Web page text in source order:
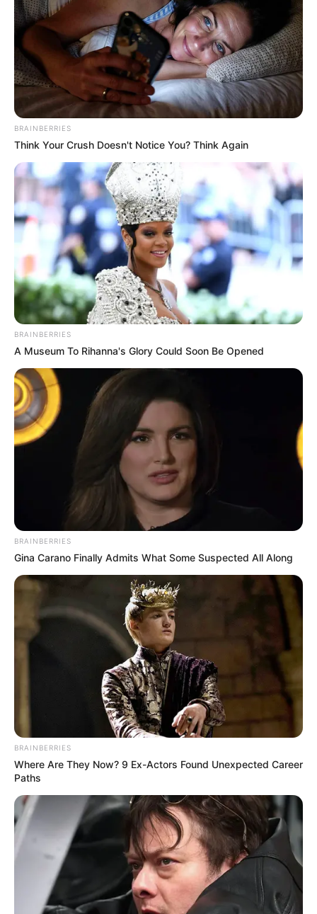
Pour vous proposer le meilleur pronostic PMU
gagnant en 6 chevaux nous n’avons pas d’autre
solution que de faire des choix, ce sera donc notre
regret du jour, cela dit pour venir pimenter les
rapports, et si vous avez les moyens de l’intégrer
dans une combinaison en champ élargi, alors
5 JETPACK
PRIX BRASILIA en cas de non partant
dans le Quinté
En cas de non partant de dernière minute ou peut-
être dans l’idée de venir pimenter les rapports dans
ce Tiercé Quarté Quinté voici notre « joker » et
certainement à belle cote pour la course du jour.
9 JACK SURPRISE
POWERBALL N° CHANCE
Les partants en lice pour la victoire au
Tiercé Quinté du jour
1 JOB DU PERSIL
2 JOVIAL HAUFOR
3 JOB DES LOUANGES
4 JASMIN BLANC
5 JETPACK
6 JACK DES MALBERAUX
7 JERICHO
8 JACK L’EVENTREUR
9 JACK SURPRISE
10 JERZINO VICI
11 JOJO TOONS
12 JACOMO BELLO
13 JOUR DE GLOIRE
14 JAGUAR DE KARA
BRAINBERRIES
Think Your Crush Doesn't Notice You? Think Again
BRAINBERRIES
A Museum To Rihanna's Glory Could Soon Be Opened
BRAINBERRIES
Gina Carano Finally Admits What Some Suspected All Along
BRAINBERRIES
Where Are They Now? 9 Ex-Actors Found Unexpected Career
Paths